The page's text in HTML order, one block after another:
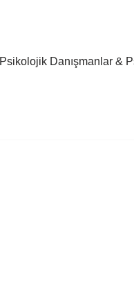
Psikolojik Danışmanlar &